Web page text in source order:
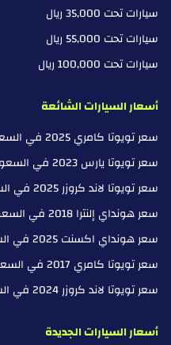
سيارات تحت 35,000 ريال
سيارات تحت 55,000 ريال
سيارات تحت 100,000 ريال
أسعار السيارات الشائعة
سعر تويوتا كامري 2025 في السعودية
سعر تويوتا يارس 2023 في السعودية
سعر تويوتا لاند كروزر 2025 في السعودية
سعر هونداي إلنترا 2018 في السعودية
سعر هونداي اكسنت 2025 في السعودية
سعر تويوتا كامري 2017 في السعودية
سعر تويوتا لاند كروزر 2024 في السعودية
أسعار السيارات الجديدة